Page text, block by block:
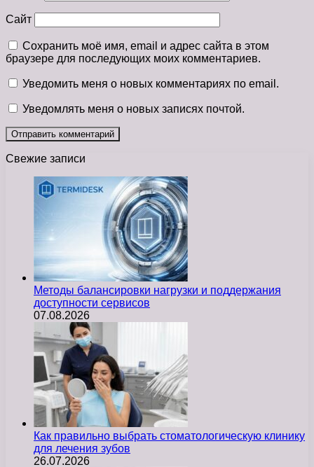
Сайт
Сохранить моё имя, email и адрес сайта в этом
браузере для последующих моих комментариев.
Уведомить меня о новых комментариях по email.
Уведомлять меня о новых записях почтой.
Свежие записи
Методы балансировки нагрузки и поддержания
доступности сервисов
07.08.2026
Как правильно выбрать стоматологическую клинику
для лечения зубов
26.07.2026